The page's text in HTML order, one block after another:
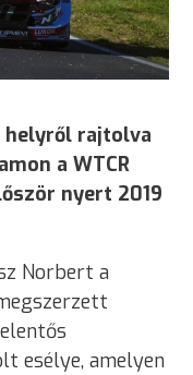
helyről rajtolva
a WTCR
nyert 2019
Norbert a
esélye, amelyen